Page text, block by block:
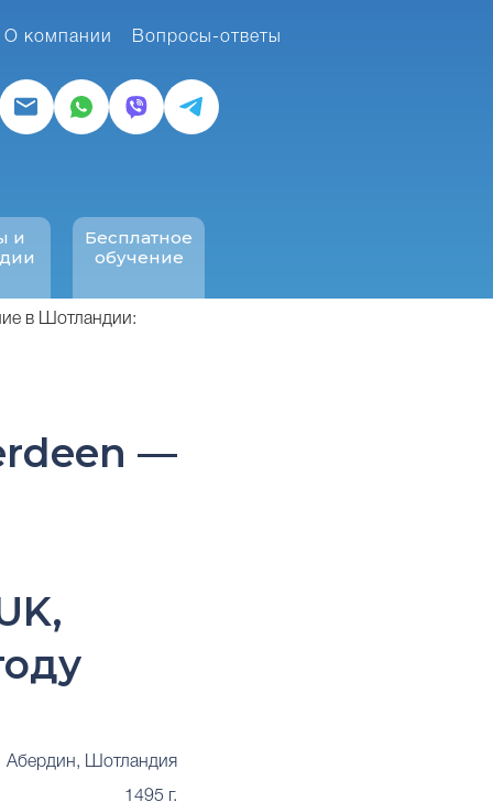
О компании Вопросы-ответы
и
Бесплатное
обучение
в Шотландии:
—
Абердин, Шотландия
1495 г.